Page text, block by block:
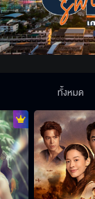
ทั้งหมด